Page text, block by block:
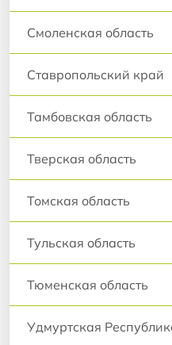
Смоленская область
Ставропольский край
Тамбовская область
Тверская область
Томская область
Тульская область
Тюменская область
Удмуртская